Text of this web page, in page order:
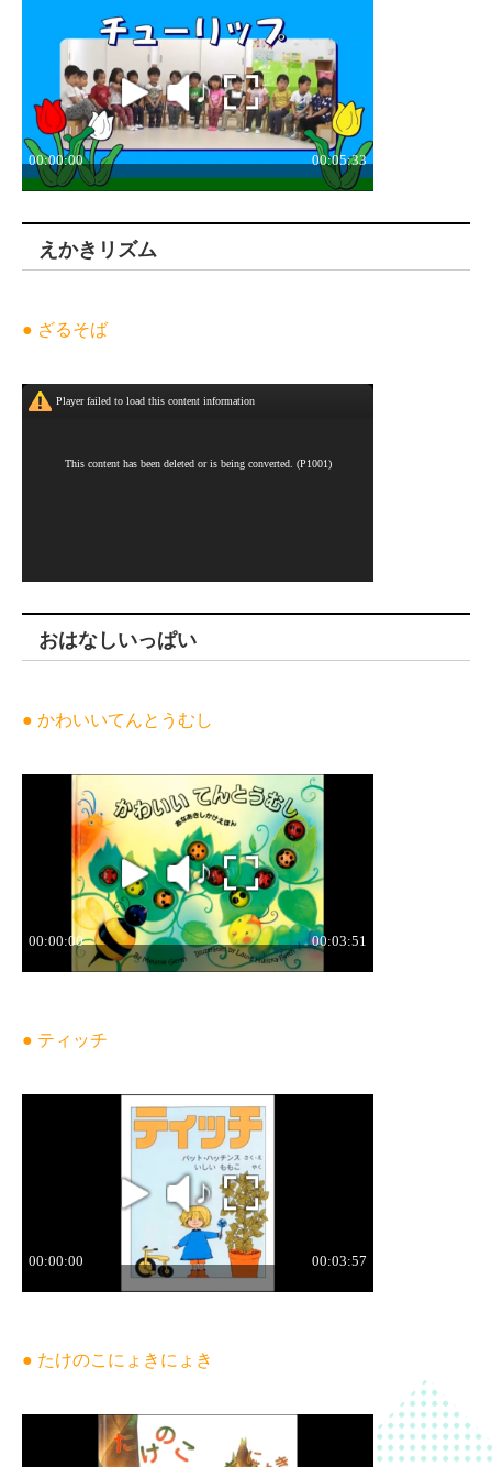
えかきリズム
● ざるそば
おはなしいっぱい
● かわいいてんとうむし
● ティッチ
● たけのこにょきにょき